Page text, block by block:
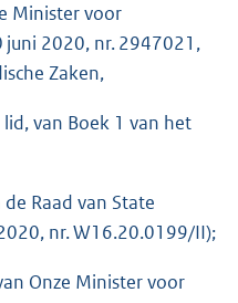
2
b
Minister voor
juni 2020, nr. 2947021,
Zaken,
van Boek 1 van het
Raad van State
nr. W16.20.0199/II);
Onze Minister voor